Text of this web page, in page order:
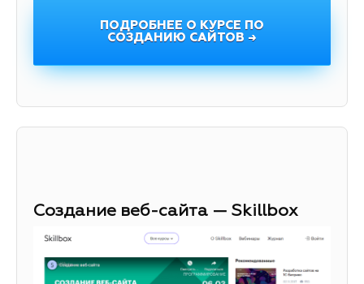
ПОДРОБНЕЕ О КУРСЕ ПО
СОЗДАНИЮ САЙТОВ →
Создание веб-сайта — Skillbox